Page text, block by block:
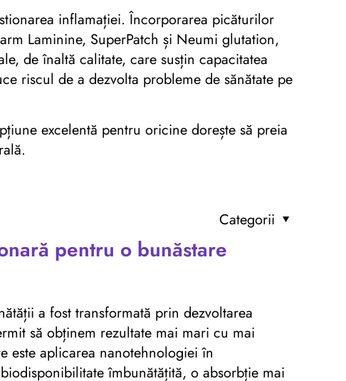
inflamației. Încorporarea picăturilor
Laminine, SuperPatch și Neumi glutation,
de înaltă calitate, care susțin capacitatea
riscul de a dezvolta probleme de sănătate pe
excelentă pentru oricine dorește să preia
Categorii
pentru o bunăstare
a fost transformată prin dezvoltarea
să obținem rezultate mai mari cu mai
este aplicarea nanotehnologiei în
îmbunătățită, o absorbție mai